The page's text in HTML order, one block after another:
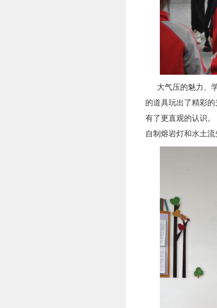
大气压的魅力、学
的道具玩出了精彩
有了更直观的认识。
自制熔岩灯和水土